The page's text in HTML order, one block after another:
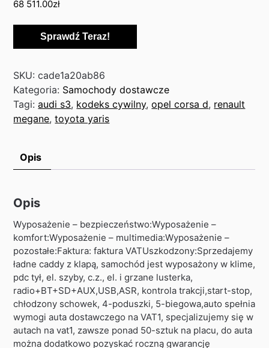
68 511.00zł
Sprawdź Teraz!
SKU:cade1a20ab86
Kategoria: Samochody dostawcze
Tagi:audi s3, kodeks cywilny,opel corsa d, renault
megane,toyota yaris
Opis
Opis
Wyposażenie – bezpieczeństwo:Wyposażenie –
komfort:Wyposażenie – multimedia:Wyposażenie –
pozostałe:Faktura: faktura VATUszkodzony:Sprzedajemy
ładne caddy z klapą, samochód jest wyposażony w klime,
pdc tył, el. szyby, c.z., el. i grzane lusterka,
radio+BT+SD+AUX,USB,ASR, kontrola trakcji,start-stop,
chłodzony schowek, 4-poduszki, 5-biegowa,auto spełnia
wymogi auta dostawczego na VAT1, specjalizujemy się w
autach na vat1, zawsze ponad 50-sztuk na placu, do auta
można dodatkowo pozyskać roczną gwarancję